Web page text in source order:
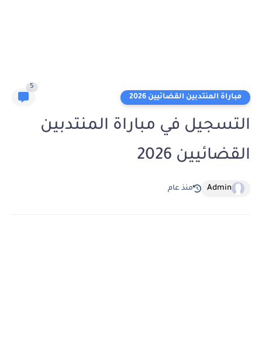
مباراة المنتدبين القضائيين 2026
5
التسجيل في مباراة المنتدبين
القضائيين 2026
Admin منذ عام